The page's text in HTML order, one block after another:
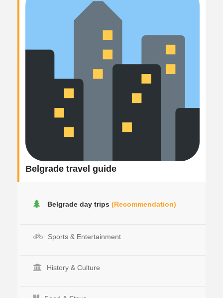
Belgrade travel guide
Belgrade day trips (Recommendation)
Sports & Entertainment
History & Culture